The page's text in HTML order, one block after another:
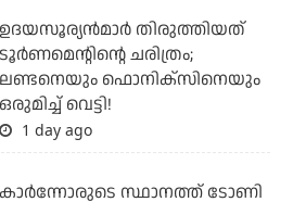
ഉദയസൂര്യന്‍മാര്‍ തിരുത്തിയത്
ടൂര്‍ണമെന്റിന്റെ ചരിത്രം;
ലണ്ടനെയും ഫൊനിക്‌സിനെയും
ഒരുമിച്ച് വെട്ടി!
1 day ago
കാര്‍ന്നോരുടെ സ്ഥാനത്ത് ടോണി